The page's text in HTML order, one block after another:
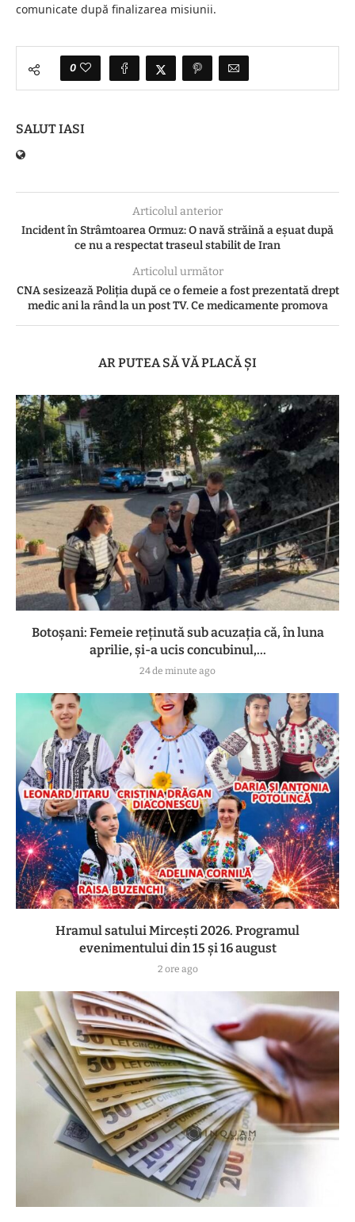
comunicate după finalizarea misiunii.
0
SALUT IASI
Articolul anterior
Incident în Strâmtoarea Ormuz: O navă străină a eșuat după
ce nu a respectat traseul stabilit de Iran
Articolul următor
CNA sesizează Poliţia după ce o femeie a fost prezentată drept
medic ani la rând la un post TV. Ce medicamente promova
AR PUTEA SĂ VĂ PLACĂ ȘI
Botoşani: Femeie reţinută sub acuzaţia că, în luna
aprilie, şi-a ucis concubinul,...
24 de minute ago
Hramul satului Mircești 2026. Programul
evenimentului din 15 și 16 august
2 ore ago